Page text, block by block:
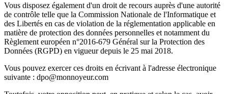
Vous disposez également d'un droit de recours auprès d'une autorité
de contrôle telle que la Commission Nationale de l'Informatique et
des Libertés en cas de violation de la réglementation applicable en
matière de protection des données personnelles et notamment du
Règlement européen n°2016-679 Général sur la Protection des
Données (RGPD) en vigueur depuis le 25 mai 2018.
Vous pouvez exercer ces droits en écrivant à l'adresse électronique
suivante : dpo@monnoyeur.com